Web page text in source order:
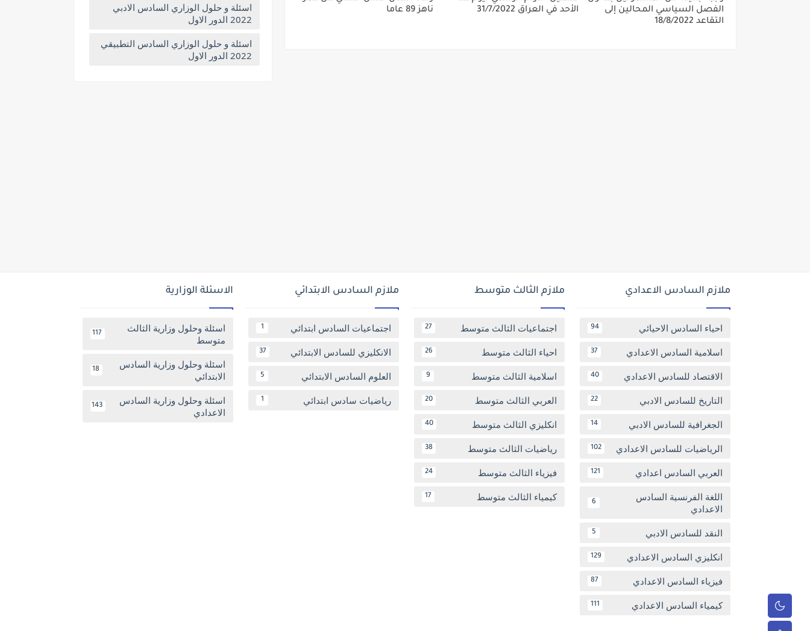
الفصل السياسي المحالين إلى
التقاعد 18/8/2022
الأحد في العراق 31/7/2022
ناهز 89 عاما
اسئلة و حلول الوزاري السادس الادبي
2022 الدور الاول
اسئلة و حلول الوزاري السادس التطبيقي
2022 الدور الاول
ملازم السادس الاعدادي
احياء السادس الاحيائي 94
اسلامية السادس الاعدادي 37
الاقتصاد للسادس الاعدادي 40
التاريخ للسادس الادبي 22
الجغرافية للسادس الادبي 14
الرياضيات للسادس الاعدادي 102
العربي السادس اعدادي 121
اللغة الفرنسية السادس
الاعدادي
6
النقد للسادس الادبي 5
انكليزي السادس الاعدادي 129
فيزياء السادس الاعدادي 87
كيمياء السادس الاعدادي 111
ملازم الثالث متوسط
اجتماعيات الثالث متوسط 27
احياء الثالث متوسط 26
اسلامية الثالث متوسط 9
العربي الثالث متوسط 20
انكليزي الثالث متوسط 40
رياضيات الثالث متوسط 38
فيزياء الثالث متوسط 24
كيمياء الثالث متوسط 17
ملازم السادس الابتدائي
اجتماعيات السادس ابتدائي 1
الانكليزي للسادس الابتدائي 37
العلوم السادس الابتدائي 5
رياضيات سادس ابتدائي 1
الاسئلة الوزارية
اسئلة وحلول وزارية الثالث
متوسط
117
اسئلة وحلول وزارية السادس
الابتدائي
18
اسئلة وحلول وزارية السادس
الاعدادي
143